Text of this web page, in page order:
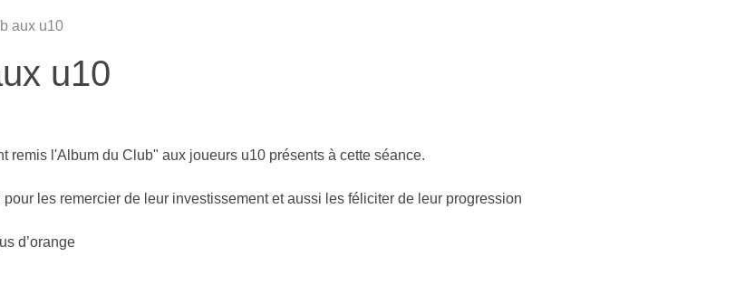
aux u10
u10
l'Album du Club" aux joueurs u10 présents à cette séance.
les remercier de leur investissement et aussi les féliciter de leur progression
d’orange